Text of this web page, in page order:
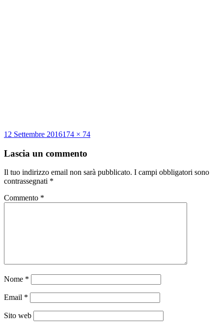
Scritto
12 Settembre 2016Dimensione
174 × 74
Lascia un commento
Il tuo indirizzo email non sarà pubblicato. I campi obbligatori sono
contrassegnati *
Commento *
Nome *
Email *
Sito web